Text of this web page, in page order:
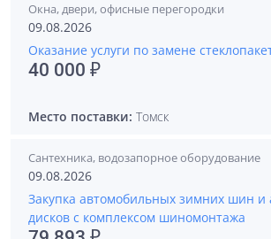
Окна, двери, офисные перегородки
09.08.2026
Оказание услуги по замене
40 000 ₽
Место поставки: Томск
Сантехника, водозапорное оборудование
09.08.2026
Закупка автомобильных зимних шин и
дисков с комплексом шиномонтажа